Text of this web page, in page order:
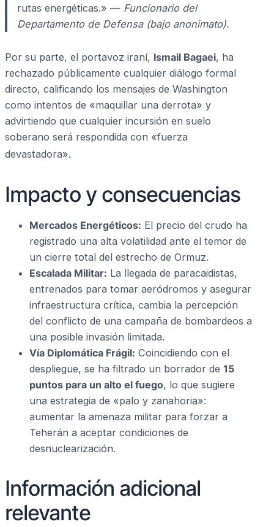
rutas energéticas.» — Funcionario del
Departamento de Defensa (bajo anonimato).
Por su parte, el portavoz iraní, Ismail Bagaei, ha
rechazado públicamente cualquier diálogo formal
directo, calificando los mensajes de Washington
como intentos de «maquillar una derrota» y
advirtiendo que cualquier incursión en suelo
soberano será respondida con «fuerza
devastadora».
Impacto y consecuencias
Mercados Energéticos: El precio del crudo ha
registrado una alta volatilidad ante el temor de
un cierre total del estrecho de Ormuz.
Escalada Militar: La llegada de paracaidistas,
entrenados para tomar aeródromos y asegurar
infraestructura crítica, cambia la percepción
del conflicto de una campaña de bombardeos a
una posible invasión limitada.
Vía Diplomática Frágil: Coincidiendo con el
despliegue, se ha filtrado un borrador de 15
puntos para un alto el fuego, lo que sugiere
una estrategia de «palo y zanahoria»:
aumentar la amenaza militar para forzar a
Teherán a aceptar condiciones de
desnuclearización.
Información adicional
relevante